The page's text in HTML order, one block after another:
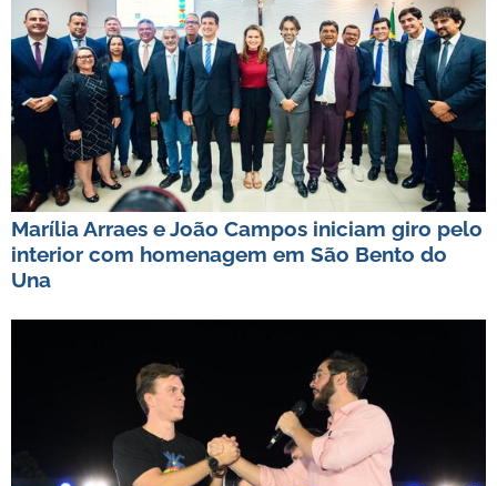
Marília Arraes e João Campos iniciam giro pelo
interior com homenagem em São Bento do
Una